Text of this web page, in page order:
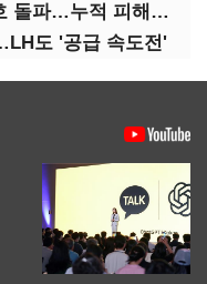
전세사기 피해주택 매입 1만호 돌파…누적 피해자 4만278명
도 '공급 속도전'